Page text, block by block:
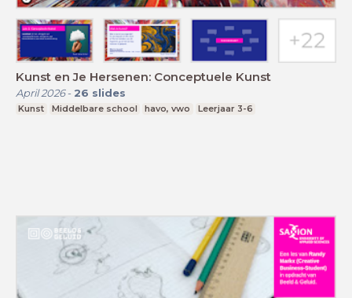
Kunst en Je Hersenen: Conceptuele Kunst
April 2026- 26 slides
Kunst Middelbare school havo, vwo Leerjaar 3-6